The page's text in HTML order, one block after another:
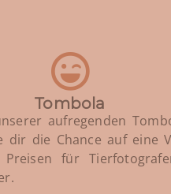
Tombola
aufregenden
dir die Chance auf eine
für